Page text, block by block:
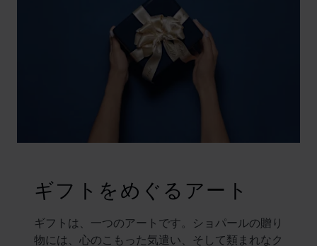
ギフトをめぐるアート
ギフトは、一つのアートです。ショパールの贈り
物には、心のこもった気遣い、そして類まれなク